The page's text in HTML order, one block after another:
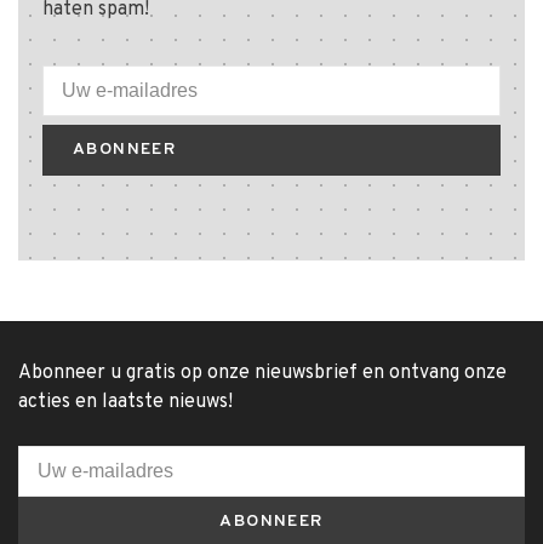
haten spam!
ABONNEER
Abonneer u gratis op onze nieuwsbrief en ontvang onze
acties en laatste nieuws!
ABONNEER